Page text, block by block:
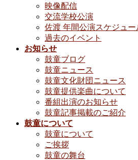
映像配信
交流学校公演
佐渡 年間公演スケジュー
過去のイベント
お知らせ
鼓童ブログ
鼓童ニュース
鼓童文化財団ニュース
鼓童提供楽曲について
番組出演のお知らせ
鼓童記事掲載のご紹介
鼓童について
鼓童について
ご挨拶
鼓童の舞台